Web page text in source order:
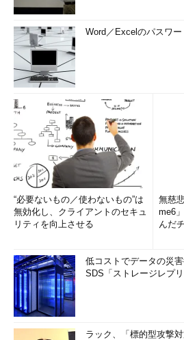
Word／Excelのパスワー
“必要ないもの／使わないもの”は
無効化し、クライアントのセキュ
リティを向上させる
無慈
me6
んだ
低コストでデータの災
SDS「ストレージレプ
ラック、「標的型攻撃